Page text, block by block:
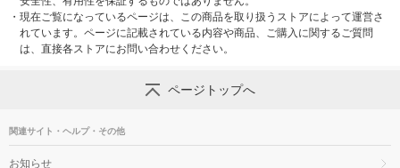
・ 現在ご覧になっているページは、この商品を取り扱うストアによって運営さ
れています。ページに記載されている内容や商品、ご購入に関するご質問
は、直接各ストアにお問い合わせください。
ページトップへ
関連サイト・ヘルプ・その他
お知らせ